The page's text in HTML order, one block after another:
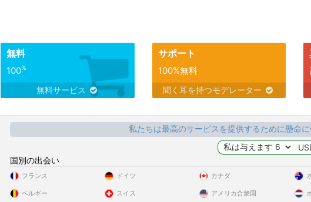
無料
100%
無料サービス
サポート
100%無料
聞く耳を持つモデレーター
私たちは最高のサービスを提供するために懸命
国別の出会い
フランス
ベルギー
ドイツ
スイス
カナダ
アメリカ合衆国